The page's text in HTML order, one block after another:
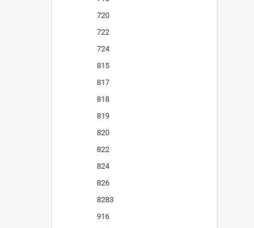
720
722
724
815
817
818
819
820
822
824
826
8283
916